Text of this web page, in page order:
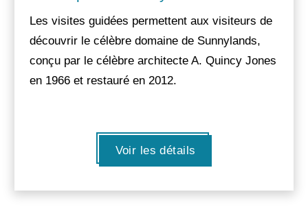
Les visites guidées permettent aux visiteurs de
découvrir le célèbre domaine de Sunnylands,
conçu par le célèbre architecte A. Quincy Jones
en 1966 et restauré en 2012.
Voir les détails